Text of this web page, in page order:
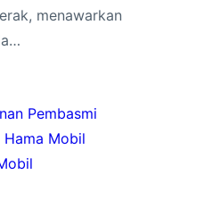
menawarkan
Pembasmi
Hama Mobil